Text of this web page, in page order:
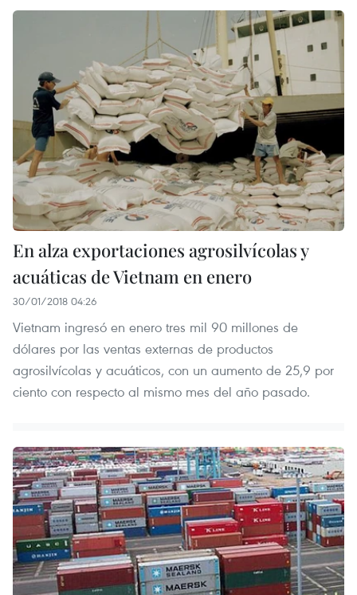
En alza exportaciones agrosilvícolas y
acuáticas de Vietnam en enero
30/01/2018 04:26
Vietnam ingresó en enero tres mil 90 millones de
dólares por las ventas externas de productos
agrosilvícolas y acuáticos, con un aumento de 25,9 por
ciento con respecto al mismo mes del año pasado.